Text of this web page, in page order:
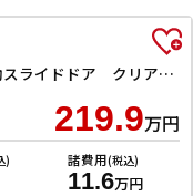
カスタムG バックカメラ TV 両側電動スライドドア クリアランスソナー オートクルーズコントロール 衝突被害軽減システム アルミホイール オートライト LEDヘッドランプ スマートキー アイドリングストップ
219.9万円
) 諸費用(税込)
11.6万円